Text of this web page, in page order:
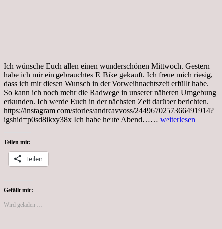
Ich wünsche Euch allen einen wunderschönen Mittwoch. Gestern
habe ich mir ein gebrauchtes E-Bike gekauft. Ich freue mich riesig,
dass ich mir diesen Wunsch in der Vorweihnachtszeit erfüllt habe.
So kann ich noch mehr die Radwege in unserer näheren Umgebung
erkunden. Ich werde Euch in der nächsten Zeit darüber berichten.
https://instagram.com/stories/andreavvoss/2449670257366491914?
igshid=p0sd8ikxy38x Ich habe heute Abend…… Tag…,
weiterlesen
Teilen mit:
Teilen
Gefällt mir:
Wird geladen …